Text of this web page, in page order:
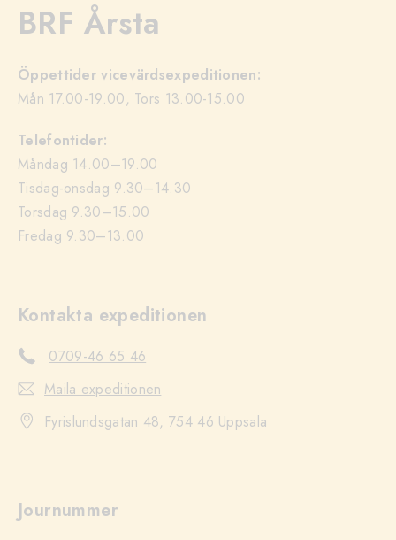
BRF Årsta
Öppettider vicevärdsexpeditionen:
Mån 17.00-19.00, Tors 13.00-15.00
Telefontider:
Måndag 14.00–19.00
Tisdag-onsdag 9.30–14.30
Torsdag 9.30–15.00
Fredag 9.30–13.00
Kontakta expeditionen
0709-46 65 46
Maila expeditionen
Fyrislundsgatan 48, 754 46 Uppsala
Journummer